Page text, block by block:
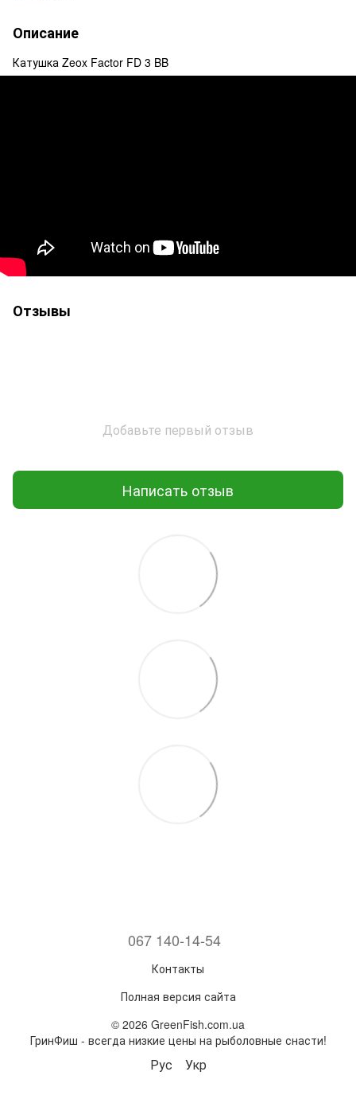
Описание
Катушка Zeox Factor FD 3 BB
Отзывы
Добавьте первый отзыв
Написать отзыв
067 140-14-54
Контакты
Полная версия сайта
© 2026 GreenFish.com.ua
ГринФиш - всегда низкие цены на рыболовные снасти!
Рус Укр